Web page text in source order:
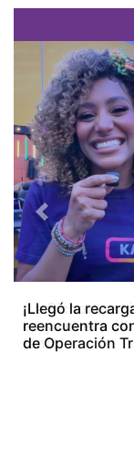
¡La Bichota
en su nuevo
tanto’
Previous